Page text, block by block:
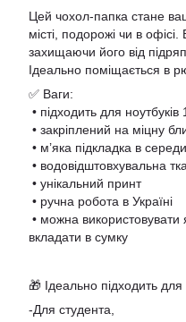
Цей чохол-папка стане
місті, подорожі чи в
захищаючи його від
Ідеально поміщається в
✅ Ваги:
• підходить для
• закріплений на міцну
• м’яка підкладка в
• водовідштовхувальна
• унікальний принт
• ручна робота в Україні
• можна використовувати
вкладати в сумку
🎁 Ідеально підходить
-Для студента,